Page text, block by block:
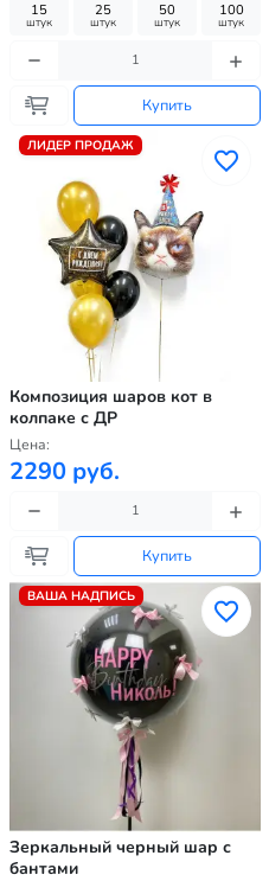
15
штук
25
штук
50
штук
100
штук
Купить
ЛИДЕР ПРОДАЖ
Композиция шаров кот в
колпаке с ДР
Цена:
2290 руб.
Купить
ВАША НАДПИСЬ
Зеркальный черный шар с
бантами